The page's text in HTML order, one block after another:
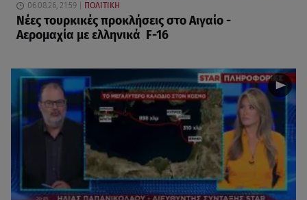
06.08.26, 21:59 ΠΟΛΙΤΙΚΗ
Νέες τουρκικές προκλήσεις στο Αιγαίο -
Αερομαχία με ελληνικά F-16